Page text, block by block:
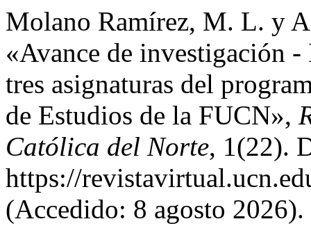
Molano Ramírez, M. L. y
«Avance de investigación
tres asignaturas del
de Estudios de la FUCN»,
Católica del Norte, 1(22).
https://
(Accedido: 8 agosto 2026).